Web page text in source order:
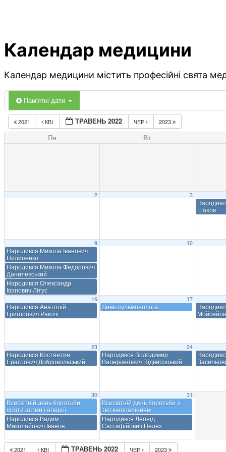
Календар медицини
Календар медицини містить професійні свята
Пам'ятні дати
2021 КВІ ТРАВЕНЬ 2022 ЧЕР 2023
Пн Вт
2 3
Шахов
9
Народився Микола Іванович
Пилипенко
Народився Микола Федорович
Данилевський
Народився Олександр
Іванович Літус
10
16
Народився Анатолій
Григорович Ракочі
17
День пульмонолога
23
Народився Костянтин
Ерастович Добровольський
24
Народився Володимир
Валеріанович Підвисоцький
30
Всесвітній день боротьби
проти астми і алергії
Народився Вадим
Миколайович Іванов
31
Всесвітній день боротьби з
тютюнопалінням
Народився Леонід
Євстафійович Пелех
2021 КВІ ТРАВЕНЬ 2022 ЧЕР 2023